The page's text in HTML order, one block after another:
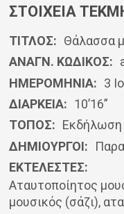
ΣΤΟΙΧΕΙΑ
ΤΙΤΛΟΣ: Θάλασσα
ΑΝΑΓΝ. ΚΩΔΙΚΟΣ:
ΗΜΕΡΟΜΗΝΊΑ: 3
ΔΙΑΡΚΕΙΑ: 10’16”
ΤΟΠΟΣ: Εκδήλωση
ΔΗΜΙΟΥΡΓΟΙ:
ΕΚΤΕΛΕΣΤΕΣ:
Αταυτοποίητος
μουσικός (σάζι),